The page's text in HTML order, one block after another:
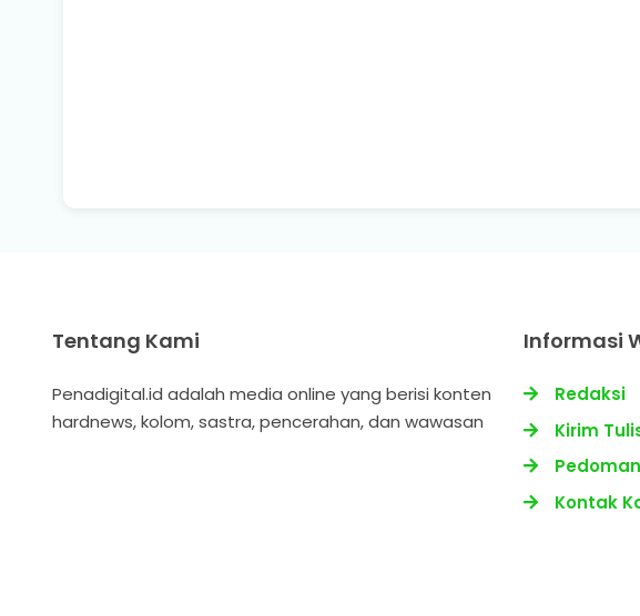
Tentang Kami
Penadigital.id adalah media online yang berisi konten
hardnews, kolom, sastra, pencerahan, dan wawasan
Informasi
Redaksi
Kirim
Kontak